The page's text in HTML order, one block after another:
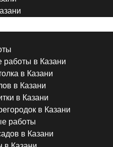
в Казани
в Казани
в Казани
в Казани
в Казани
работы
в Казани